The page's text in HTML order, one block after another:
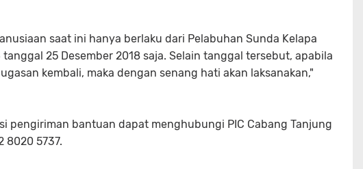
saat ini hanya berlaku dari Pelabuhan Sunda Kelapa
25 Desember 2018 saja. Selain tanggal tersebut, apabila
kembali, maka dengan senang hati akan laksanakan,"
pengiriman bantuan dapat menghubungi PIC Cabang Tanjung
8020 5737.